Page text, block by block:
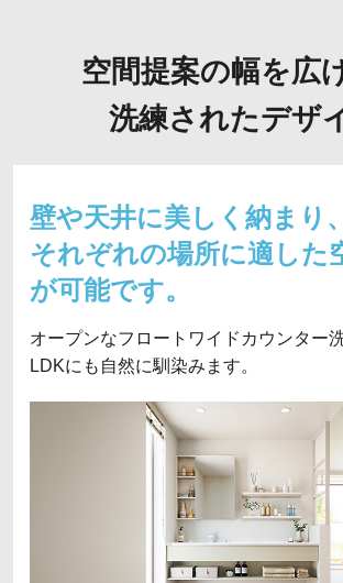
空間提案の幅を広
洗練されたデザ
壁や天井に美しく納まり、
それぞれの場所に適した
が可能です。
オープンなフロートワイドカウンター
LDKにも自然に馴染みます。